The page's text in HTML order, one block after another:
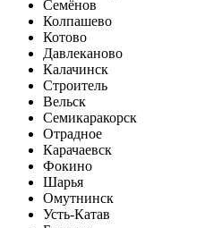
Семёнов
Колпашево
Котово
Давлеканово
Калачинск
Строитель
Вельск
Семикаракорск
Отрадное
Карачаевск
Фокино
Шарья
Омутнинск
Усть-Катав